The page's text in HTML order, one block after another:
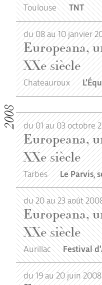
Toulouse TNT
du 08 au 10 janvier
Europeana,
XXe siècle
Chateauroux
2008 du 01 au 03 octobre
Europeana,
XXe siècle
Tarbes Le Parvis,
du 20 au 23 août
Europeana,
XXe siècle
Aurillac Festival
du 19 au 20 juin 2008